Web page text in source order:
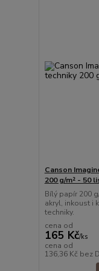
Canson
200 g/m² - 50
Bílý papír 200
akryl, inkoust i
techniky.
cena od
165 Kč/ks
cena od
136,36 Kč bez